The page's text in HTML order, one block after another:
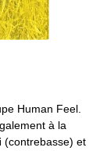
Human Feel.
à la
(contrebasse) et